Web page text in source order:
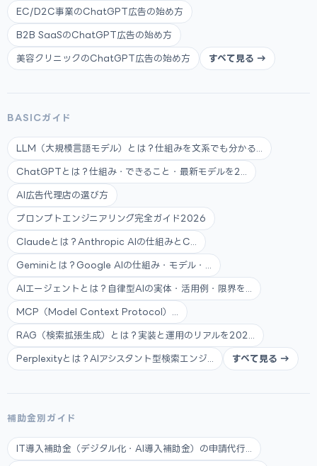
EC/D2C事業のChatGPT広告の始め方
B2B SaaSのChatGPT広告の始め方
美容クリニックのChatGPT広告の始め方 すべて見る →
BASICガイド
LLM（大規模言語モデル）とは？仕組みを文系でも分かる...
ChatGPTとは？仕組み・できること・最新モデルを2...
AI広告代理店の選び方
プロンプトエンジニアリング完全ガイド2026
Claudeとは？Anthropic AIの仕組みとC...
Geminiとは？Google AIの仕組み・モデル・...
AIエージェントとは？自律型AIの実体・活用例・限界を...
MCP（Model Context Protocol）...
RAG（検索拡張生成）とは？実装と運用のリアルを202...
Perplexityとは？AIアシスタント型検索エンジ... すべて見る →
補助金別ガイド
IT導入補助金（デジタル化・AI導入補助金）の申請代行...